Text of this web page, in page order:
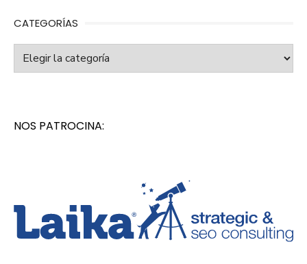
CATEGORÍAS
NOS PATROCINA: